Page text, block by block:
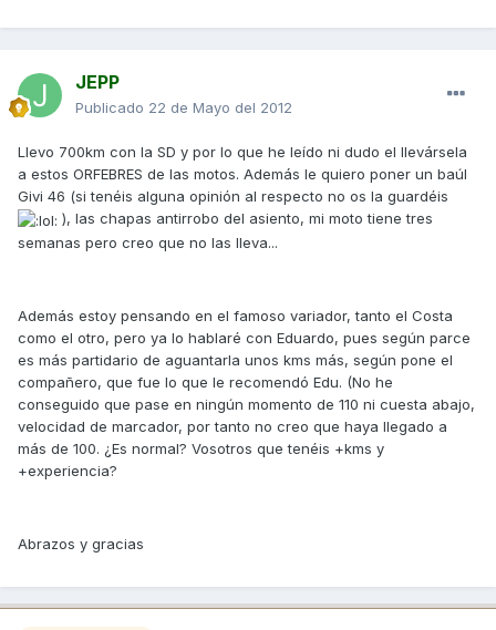
JEPP
Publicado 22 de Mayo del 2012
Llevo 700km con la SD y por lo que he leído ni dudo el llevársela
a estos ORFEBRES de las motos. Además le quiero poner un baúl
Givi 46 (si tenéis alguna opinión al respecto no os la guardéis
), las chapas antirrobo del asiento, mi moto tiene tres
semanas pero creo que no las lleva...
Además estoy pensando en el famoso variador, tanto el Costa
como el otro, pero ya lo hablaré con Eduardo, pues según parce
es más partidario de aguantarla unos kms más, según pone el
compañero, que fue lo que le recomendó Edu. (No he
conseguido que pase en ningún momento de 110 ni cuesta abajo,
velocidad de marcador, por tanto no creo que haya llegado a
más de 100. ¿Es normal? Vosotros que tenéis +kms y
+experiencia?
Abrazos y gracias